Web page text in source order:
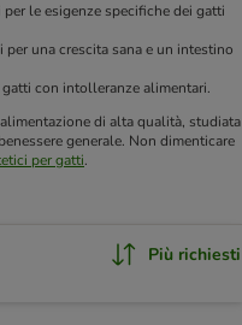
le esigenze specifiche dei gatti
una crescita sana e un intestino
con intolleranze alimentari.
di alta qualità, studiata
generale. Non dimenticare
per gatti.
Più richiesti